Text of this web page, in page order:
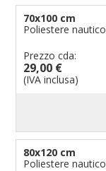
70x100 cm
Poliestere nautico
Prezzo cda:
29,00 €
(IVA inclusa)
80x120 cm
Poliestere nautico